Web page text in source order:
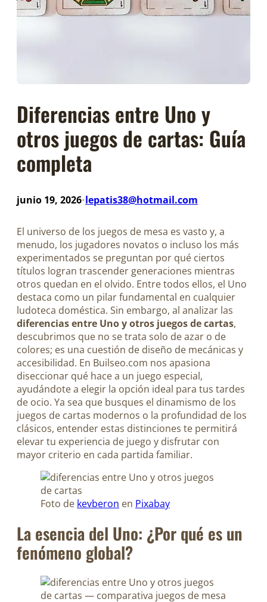
Diferencias entre Uno y
otros juegos de cartas: Guía
completa
junio 19, 2026•lepatis38@hotmail.com
El universo de los juegos de mesa es vasto y, a
menudo, los jugadores novatos o incluso los más
experimentados se preguntan por qué ciertos
títulos logran trascender generaciones mientras
otros quedan en el olvido. Entre todos ellos, el Uno
destaca como un pilar fundamental en cualquier
ludoteca doméstica. Sin embargo, al analizar las
diferencias entre Uno y otros juegos de cartas,
descubrimos que no se trata solo de azar o de
colores; es una cuestión de diseño de mecánicas y
accesibilidad. En Builseo.com nos apasiona
diseccionar qué hace a un juego especial,
ayudándote a elegir la opción ideal para tus tardes
de ocio. Ya sea que busques el dinamismo de los
juegos de cartas modernos o la profundidad de los
clásicos, entender estas distinciones te permitirá
elevar tu experiencia de juego y disfrutar con
mayor criterio en cada partida familiar.
Foto de kevberon en Pixabay
La esencia del Uno: ¿Por qué es un
fenómeno global?